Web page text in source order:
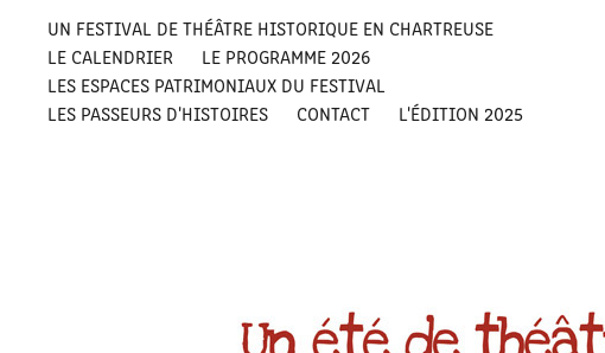
UN FESTIVAL DE THÉÂTRE HISTORIQUE EN CHARTREUSE
LE CALENDRIER
LE PROGRAMME 2026
LES ESPACES PATRIMONIAUX DU FESTIVAL
LES PASSEURS D'HISTOIRES
CONTACT L'ÉDITION 2025